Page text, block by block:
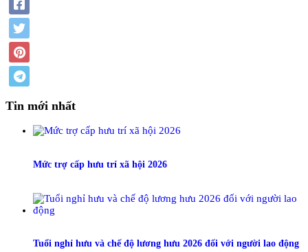
Tin mới nhất
Mức trợ cấp hưu trí xã hội 2026
Tuổi nghỉ hưu và chế độ lương hưu 2026 đối với người lao động